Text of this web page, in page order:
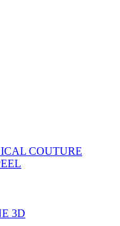
COUTURE
3D